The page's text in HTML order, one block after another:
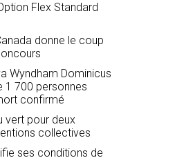
Flex Standard
donne le coup
Wyndham Dominicus
1 700 personnes
confirmé
vert pour deux
collectives
ses conditions de